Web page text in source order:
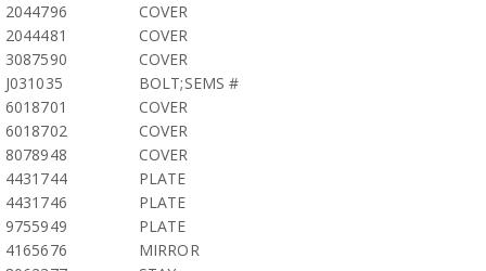
2044796
COVER
2044481
COVER
3087590
COVER
J031035
BOLT;SEMS #
6018701
COVER
6018702
COVER
8078948
COVER
4431744
PLATE
4431746
PLATE
9755949
PLATE
4165676
MIRROR